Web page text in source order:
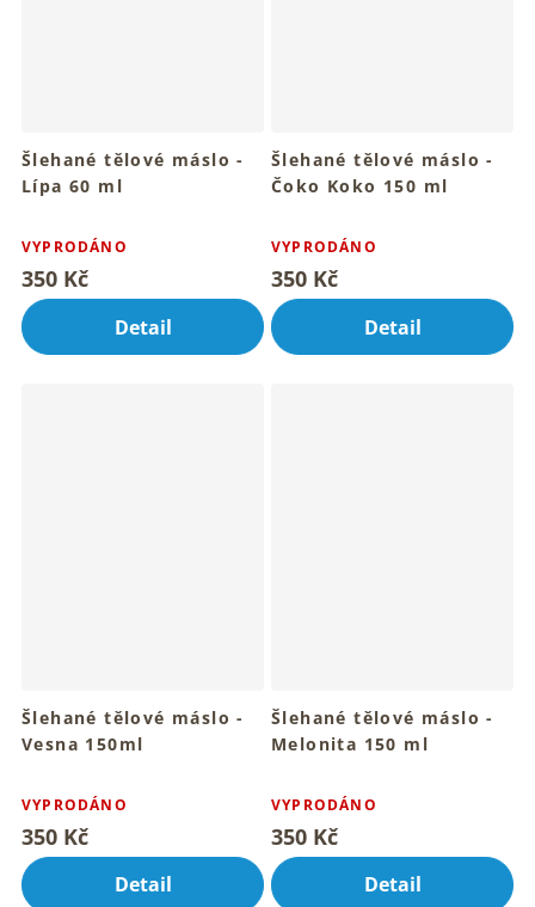
Šlehané tělové máslo -
Lípa 60 ml
hodnocení
produktu
je
5,0
z
VYPRODÁNO
350 Kč
Detail
Šlehané tělové máslo -
Čoko Koko 150 ml
hodnocení
produktu
je
4,1
z
VYPRODÁNO
350 Kč
Detail
Šlehané tělové máslo -
Vesna 150ml
hodnocení
produktu
je
5,0
z
VYPRODÁNO
350 Kč
Detail
Šlehané tělové máslo -
Melonita 150 ml
hodnocení
produktu
je
5,0
z
VYPRODÁNO
350 Kč
Detail